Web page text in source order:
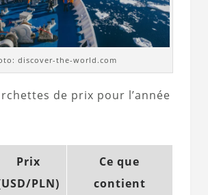
discover-the-world.com
de prix pour l’année
Prix
PLN)
Ce que
contient